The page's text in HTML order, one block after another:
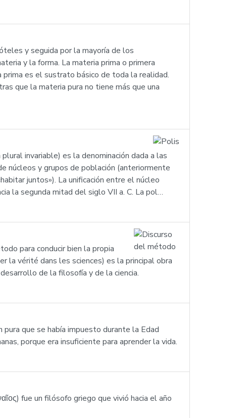
y seguida por la mayoría de los
y la forma. La materia prima o primera
es el sustrato básico de toda la realidad.
que la materia pura no tiene más que una
invariable) es la denominación dada a las
núcleos y grupos de población (anteriormente
juntos»). La unificación entre el núcleo
la segunda mitad del siglo VII a. C. La pol…
para conducir bien la propia
la vérité dans les sciences) es la principal obra
de la filosofía y de la ciencia.
que se había impuesto durante la Edad
porque era insuficiente para aprender la vida.
fue un filósofo griego que vivió hacia el año